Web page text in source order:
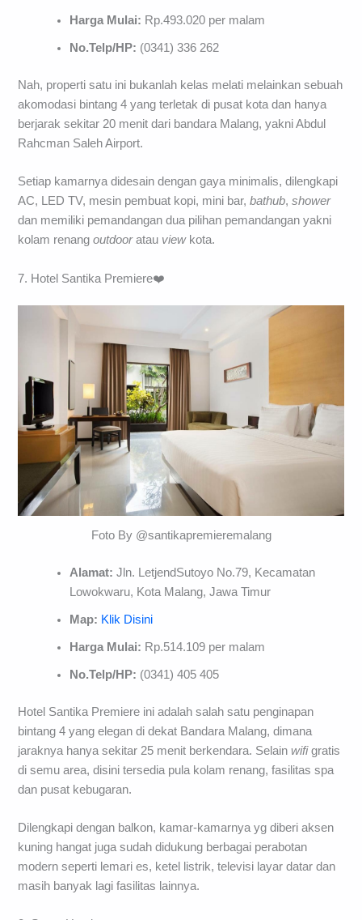
Harga Mulai: Rp.493.020 per malam
No.Telp/HP: (0341) 336 262
Nah, properti satu ini bukanlah kelas melati melainkan sebuah
akomodasi bintang 4 yang terletak di pusat kota dan hanya
berjarak sekitar 20 menit dari bandara Malang, yakni Abdul
Rahcman Saleh Airport.
Setiap kamarnya didesain dengan gaya minimalis, dilengkapi
AC, LED TV, mesin pembuat kopi, mini bar,bathub,shower
dan memiliki pemandangan dua pilihan pemandangan yakni
kolam renangoutdooratau viewkota.
7. Hotel Santika Premiere❤️
Foto By @santikapremieremalang
Alamat: Jln. LetjendSutoyo No.79, Kecamatan
Lowokwaru, Kota Malang, Jawa Timur
Map: Klik Disini
Harga Mulai: Rp.514.109 per malam
No.Telp/HP: (0341) 405 405
Hotel Santika Premiere ini adalah salah satu penginapan
bintang 4 yang elegan di dekat Bandara Malang, dimana
jaraknya hanya sekitar 25 menit berkendara. Selainwifigratis
di semu area, disini tersedia pula kolam renang, fasilitas spa
dan pusat kebugaran.
Dilengkapi dengan balkon, kamar-kamarnya yg diberi aksen
kuning hangat juga sudah didukung berbagai perabotan
modern seperti lemari es, ketel listrik, televisi layar datar dan
masih banyak lagi fasilitas lainnya.